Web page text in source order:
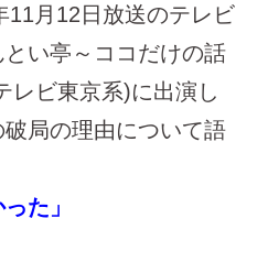
11月12日放送のテレビ
い亭～ココだけの話
レビ東京系)に出演し
局の理由について語
た」